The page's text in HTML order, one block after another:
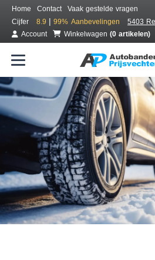
Home Contact
Vaak gestelde vragen
Cijfer
8.9 | 99% Aanbevelingen
5403
Account
Winkelwagen (0 artikelen)
Bestel voordelig
Gratis bezorgd of montage bij jou
Seizoen: